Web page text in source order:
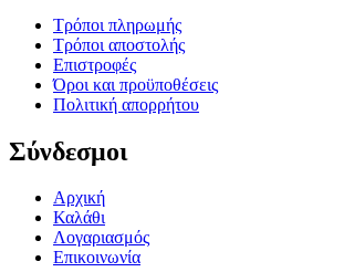
Τρόποι πληρωμής
Τρόποι αποστολής
Επιστροφές
Όροι και προϋποθέσεις
Πολιτική απορρήτου
Σύνδεσμοι
Αρχική
Καλάθι
Λογαριασμός
Επικοινωνία